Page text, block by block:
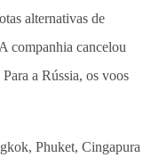
alternativas de
companhia cancelou
a Rússia, os voos
Phuket, Cingapura